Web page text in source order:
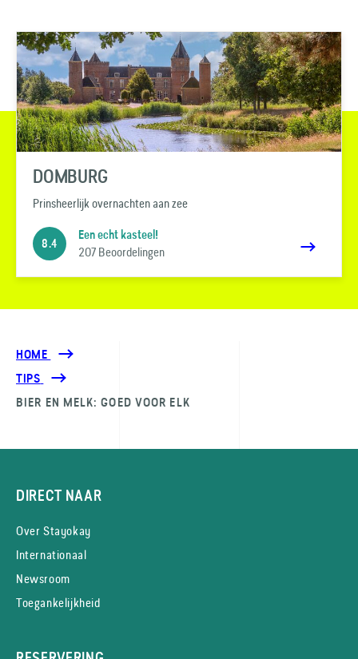
DOMBURG
Prinsheerlijk overnachten aan zee
8.4
Een echt kasteel!
207 Beoordelingen
HOME
TIPS
BIER EN MELK: GOED VOOR ELK
DIRECT NAAR
Over Stayokay
Internationaal
Newsroom
Toegankelijkheid